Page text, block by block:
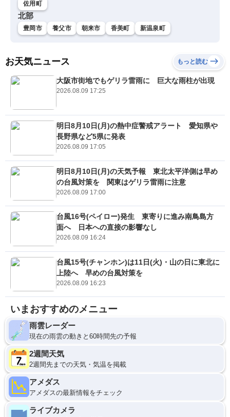
佐用町
北部
豊岡市 養父市 朝来市 香美町 新温泉町
お天気ニュース もっと読む
大阪市街地でもゲリラ雷雨に 巨大な雨柱が出現
2026.08.09 17:25
明日8月10日(月)の熱中症警戒アラート 愛知県や
長野県など5県に発表
2026.08.09 17:05
明日8月10日(月)の天気予報 東北太平洋側は早め
の台風対策を 関東はゲリラ雷雨に注意
2026.08.09 17:00
台風16号(ペイロー)発生 東寄りに進み南鳥島方
面へ 日本への直接の影響なし
2026.08.09 16:24
台風15号(チャンホン)は11日(火)・山の日に東北に
上陸へ 早めの台風対策を
2026.08.09 16:23
いまおすすめのメニュー
雨雲レーダー
現在の雨雲の動きと60時間先の予報
2週間天気
2週間先までの天気・気温を掲載
アメダス
アメダスの最新情報をチェック
ライブカメラ